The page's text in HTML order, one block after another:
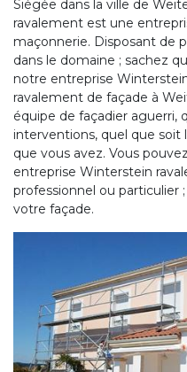
Siégée dans la ville de
ravalement est une
maçonnerie. Disposant de
dans le domaine ; sachez
notre entreprise
ravalement de façade à
équipe de façadier aguerri,
interventions, quel que
que vous avez. Vous
entreprise Winterstein
professionnel ou
votre façade.